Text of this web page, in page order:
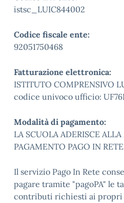
istsc_LUIC844002
Codice fiscale ente:
92051750468
Fatturazione elettronica:
ISTITUTO COMPRENSIVO
codice univoco ufficio:
Modalità di pagamento:
LA SCUOLA ADERISCE
PAGAMENTO PAGO IN RETE
Il servizio Pago In Rete
pagare tramite "pagoPA" le
contributi richiesti ai propri